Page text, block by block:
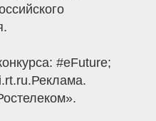
#eFuture;